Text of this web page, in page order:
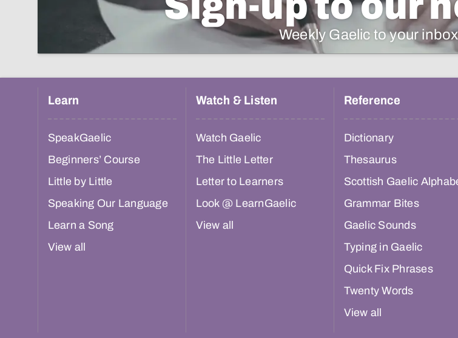
Weekly Gaelic to your
Learn
SpeakGaelic
Beginners’ Course
Little by Little
Speaking Our Language
Learn a Song
View all
Watch & Listen
Watch Gaelic
The Little Letter
Letter to Learners
Look @ LearnGaelic
View all
Reference
Dictionary
Thesaurus
Scottish Gaelic
Grammar Bites
Gaelic Sounds
Typing in Gaelic
Quick Fix Phrases
Twenty Words
View all